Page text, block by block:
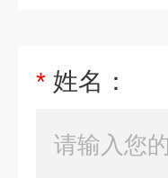
* 姓名：